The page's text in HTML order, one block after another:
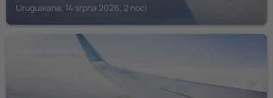
Uruguaiana, 14 srpna 2026, 2 noci